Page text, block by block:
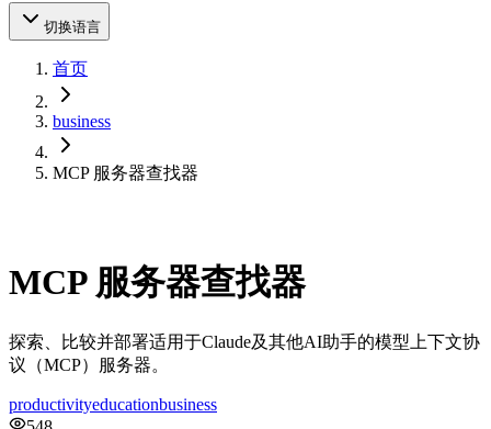
切换语言
首页
business
MCP 服务器查找器
MCP 服务器查找器
探索、比较并部署适用于Claude及其他AI助手的模型上下文协
议（MCP）服务器。
productivityeducationbusiness